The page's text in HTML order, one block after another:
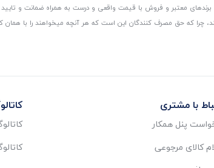
برندهای معتبر و فروش با قیمت واقعی و درست به همراه ضمانت و
چرا که حق مصرف کنندگان این است که هر آنچه میخواهند را با همان
با مشتری
پنل همکار
کالای مرجوعی